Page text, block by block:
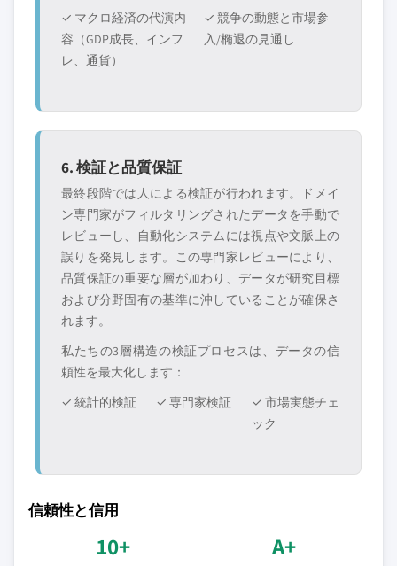
✓ マクロ経済の代演内
容（GDP成長、インフ
レ、通貨）
✓ 競争の動態と市場参
入/椭退の見通し
6. 検証と品質保証
最終段階では人による検証が行われます。ドメイ
ン専門家がフィルタリングされたデータを手動で
レビューし、自動化システムには視点や文脈上の
誤りを発見します。この専門家レビューにより、
品質保証の重要な層が加わり、データが研究目標
および分野固有の基準に沖していることが確保さ
れます。
私たちの3層構造の検証プロセスは、データの信
頼性を最大化します：
✓ 統計的検証
✓ 専門家検証
✓ 市場実態チェ
ック
信頼性と信用
10+ A+